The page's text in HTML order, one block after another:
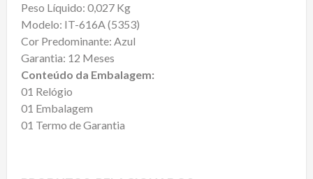
Peso Líquido: 0,027 Kg
Modelo: IT-616A (5353)
Cor Predominante: Azul
Garantia: 12 Meses
Conteúdo da Embalagem:
01 Relógio
01 Embalagem
01 Termo de Garantia